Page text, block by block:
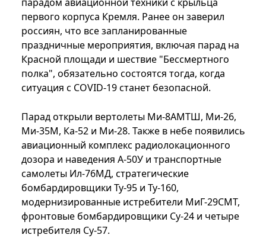
парадом авиационной техники с крыльца
первого корпуса Кремля. Ранее он заверил
россиян, что все запланированные
праздничные мероприятия, включая парад на
Красной площади и шествие "Бессмертного
полка", обязательно состоятся тогда, когда
ситуация с COVID-19 станет безопасной.
Парад открыли вертолеты Ми-8АМТШ, Ми-26,
Ми-35М, Ка-52 и Ми-28. Также в небе появились
авиационный комплекс радиолокационного
дозора и наведения А-50У и транспортные
самолеты Ил-76МД, стратегические
бомбардировщики Ту-95 и Ту-160,
модернизированные истребители МиГ-29СМТ,
фронтовые бомбардировщики Су-24 и четыре
истребителя Су-57.